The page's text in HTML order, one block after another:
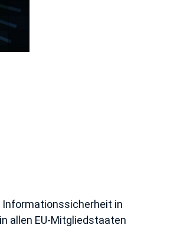
Informationssicherheit in
allen EU-Mitgliedstaaten